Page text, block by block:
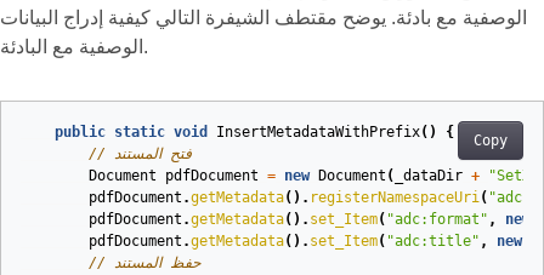
الوصفية مع بادئة. يوضح مقتطف الشيفرة التالي كيفية إدراج البيانات
الوصفية مع البادئة.
Copy
public static void InsertMetadataWithPrefix()
{
// فتح المستند
Document
pdfDocument = new Document ( _dataDir +
pdfDocument .getMetadata(). registerNamespaceUri( "adc"
pdfDocument .getMetadata(). set_Item( "adc:format" , new
pdfDocument .getMetadata(). set_Item( "adc:title" , new
// حفظ المستند